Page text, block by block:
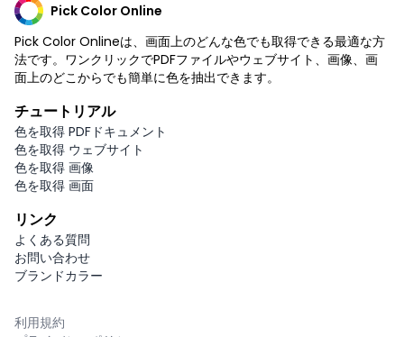
Pick Color Online
Pick Color Onlineは、画面上のどんな色でも取得できる最適な方
法です。ワンクリックでPDFファイルやウェブサイト、画像、画
面上のどこからでも簡単に色を抽出できます。
チュートリアル
色を取得 PDFドキュメント
色を取得 ウェブサイト
色を取得 画像
色を取得 画面
リンク
よくある質問
お問い合わせ
ブランドカラー
利用規約